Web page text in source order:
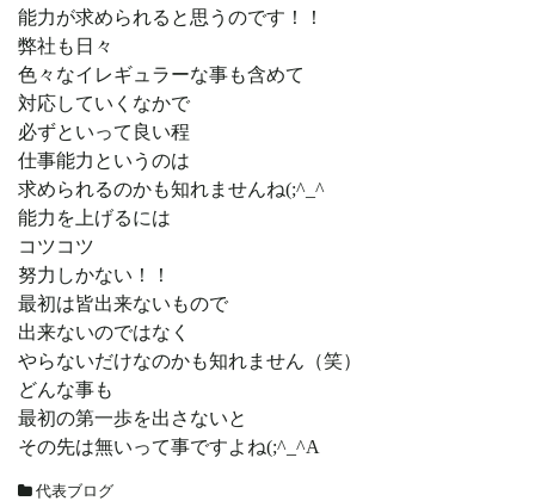
能力が求められると思うのです！！
弊社も日々
色々なイレギュラーな事も含めて
対応していくなかで
必ずといって良い程
仕事能力というのは
求められるのかも知れませんね(;^_^
能力を上げるには
コツコツ
努力しかない！！
最初は皆出来ないもので
出来ないのではなく
やらないだけなのかも知れません（笑）
どんな事も
最初の第一歩を出さないと
その先は無いって事ですよね(;^_^A
代表ブログ